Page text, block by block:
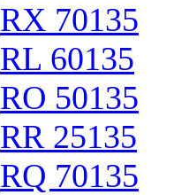
RX 70135
RL 60135
RO 50135
RR 25135
RQ 70135